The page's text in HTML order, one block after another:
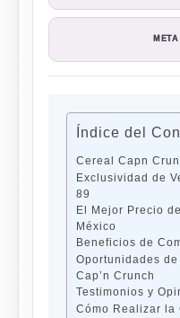
Índice del
Cereal Capn
Exclusividad de
89
El Mejor Precio
México
Beneficios de
Oportunidades
Cap’n Crunch
Testimonios y
Cómo Realizar la